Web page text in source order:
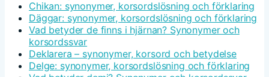
Chikan: synonymer, korsordslösning och förklaring
Däggar: synonymer, korsordslösning och förklaring
Vad betyder de finns i hjärnan? Synonymer och
korsordssvar
Deklarera – synonymer, korsord och betydelse
Delge: synonymer, korsordslösning och förklaring